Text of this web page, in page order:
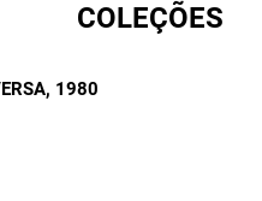
COLEÇÕES
, 1980